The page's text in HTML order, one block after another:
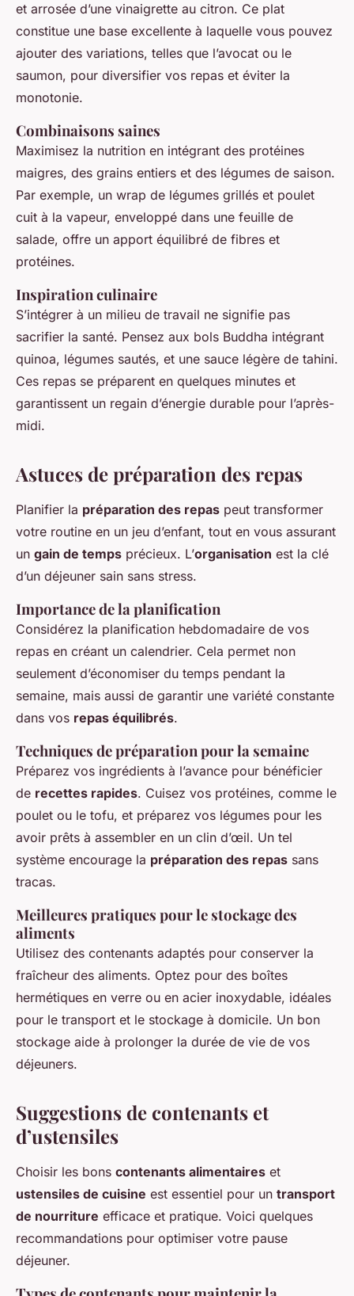
et arrosée d’une vinaigrette au citron. Ce plat
constitue une base excellente à laquelle vous pouvez
ajouter des variations, telles que l’avocat ou le
saumon, pour diversifier vos repas et éviter la
monotonie.
Combinaisons saines
Maximisez la nutrition en intégrant des protéines
maigres, des grains entiers et des légumes de saison.
Par exemple, un wrap de légumes grillés et poulet
cuit à la vapeur, enveloppé dans une feuille de
salade, offre un apport équilibré de fibres et
protéines.
Inspiration culinaire
S’intégrer à un milieu de travail ne signifie pas
sacrifier la santé. Pensez aux bols Buddha intégrant
quinoa, légumes sautés, et une sauce légère de tahini.
Ces repas se préparent en quelques minutes et
garantissent un regain d’énergie durable pour l’après-
midi.
Astuces de préparation des repas
Planifier la préparation des repas peut transformer
votre routine en un jeu d’enfant, tout en vous assurant
un gain de temps précieux. L’organisation est la clé
d’un déjeuner sain sans stress.
Importance de la planification
Considérez la planification hebdomadaire de vos
repas en créant un calendrier. Cela permet non
seulement d’économiser du temps pendant la
semaine, mais aussi de garantir une variété constante
dans vos repas équilibrés.
Techniques de préparation pour la semaine
Préparez vos ingrédients à l’avance pour bénéficier
de recettes rapides. Cuisez vos protéines, comme le
poulet ou le tofu, et préparez vos légumes pour les
avoir prêts à assembler en un clin d’œil. Un tel
système encourage la préparation des repas sans
tracas.
Meilleures pratiques pour le stockage des
aliments
Utilisez des contenants adaptés pour conserver la
fraîcheur des aliments. Optez pour des boîtes
hermétiques en verre ou en acier inoxydable, idéales
pour le transport et le stockage à domicile. Un bon
stockage aide à prolonger la durée de vie de vos
déjeuners.
Suggestions de contenants et
d’ustensiles
Choisir les bons contenants alimentaires et
ustensiles de cuisine est essentiel pour un transport
de nourriture efficace et pratique. Voici quelques
recommandations pour optimiser votre pause
déjeuner.